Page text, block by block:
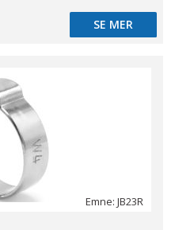
SE MER
SE MER
Emne: JB23R